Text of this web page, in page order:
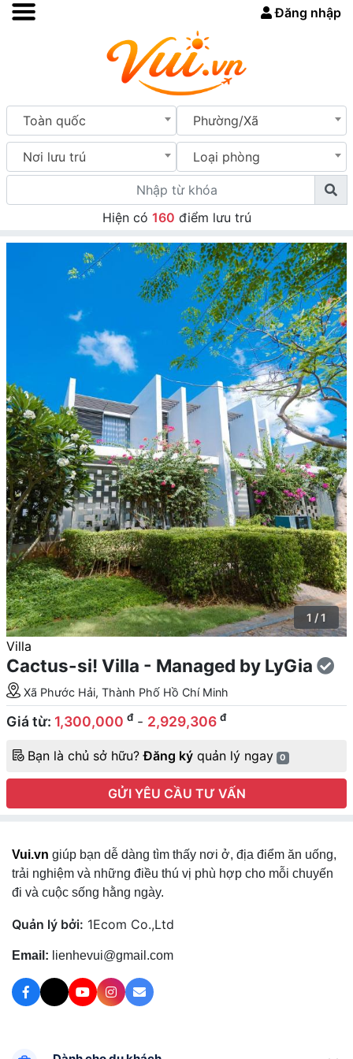
Đăng nhập
Toàn quốc Phường/Xã
Nơi lưu trú Loại phòng
Hiện có 160 điểm lưu trú
1 / 1
Villa
Cactus-si! Villa - Managed by LyGia
Xã Phước Hải, Thành Phố Hồ Chí Minh
Giá từ: 1,300,000 đ - 2,929,306 đ
Bạn là chủ sở hữu?Đăng ký quản lý ngay 0
GỬI YÊU CẦU TƯ VẤN
Vui.vn giúp bạn dễ dàng tìm thấy nơi ở, địa điểm ăn uống,
trải nghiệm và những điều thú vị phù hợp cho mỗi chuyến
đi và cuộc sống hằng ngày.
Quản lý bởi: 1Ecom Co.,Ltd
Email: lienhevui@gmail.com